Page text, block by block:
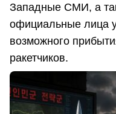
Западные СМИ, а
официальные лица
возможного
ракетчиков.